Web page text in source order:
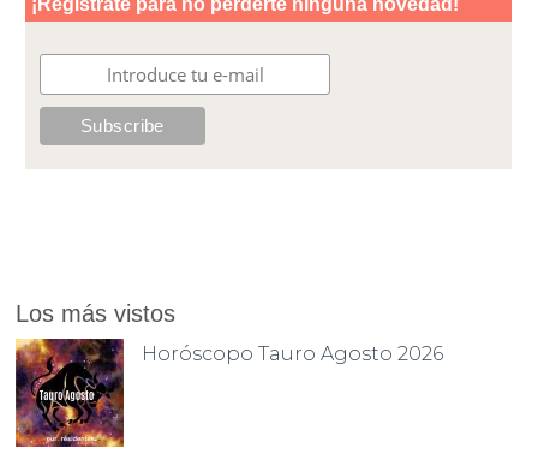
Los más vistos
Horóscopo Tauro Agosto 2026